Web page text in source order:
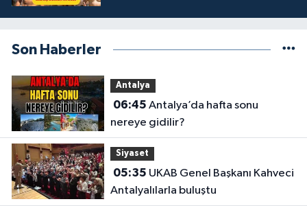
Son Haberler
Antalya
06:45
nereye gidilir?
Siyaset
05:35
Antalyalılarla buluştu